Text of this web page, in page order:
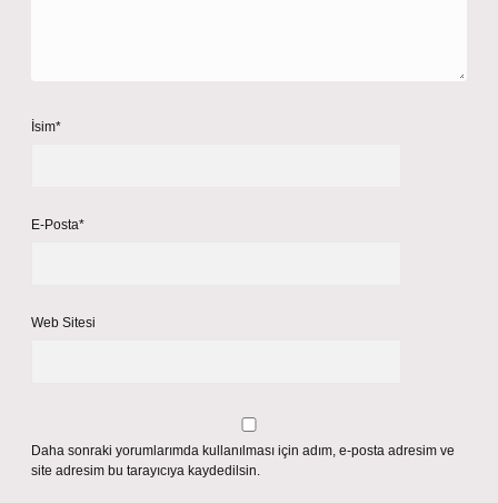
İsim*
E-Posta*
Web Sitesi
Daha sonraki yorumlarımda kullanılması için adım, e-posta adresim ve
site adresim bu tarayıcıya kaydedilsin.